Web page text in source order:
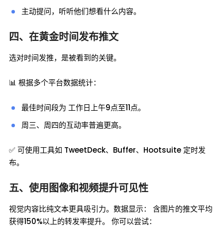
主动提问，听听他们想看什么内容。
四、在黄金时间发布推文
选对时间发推，是被看到的关键。
📊 根据多个平台数据统计：
最佳时间段为 工作日上午9点至11点。
周三、周四的互动率普遍更高。
✅ 可使用工具如 TweetDeck、Buffer、Hootsuite 定时发
布。
五、使用图像和视频提升可见性
视觉内容比纯文本更具吸引力。数据显示： 含图片的推文平均
获得150%以上的转发率提升。 你可以尝试：